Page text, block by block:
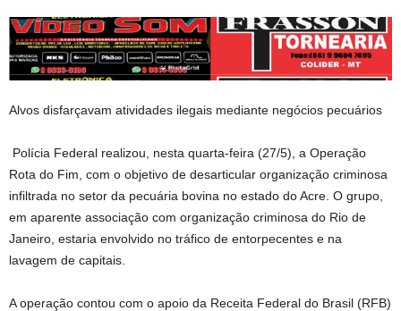
Alvos disfarçavam atividades ilegais mediante negócios pecuários
Polícia Federal realizou, nesta quarta-feira (27/5), a Operação
Rota do Fim, com o objetivo de desarticular organização criminosa
infiltrada no setor da pecuária bovina no estado do Acre. O grupo,
em aparente associação com organização criminosa do Rio de
Janeiro, estaria envolvido no tráfico de entorpecentes e na
lavagem de capitais.
A operação contou com o apoio da Receita Federal do Brasil (RFB)